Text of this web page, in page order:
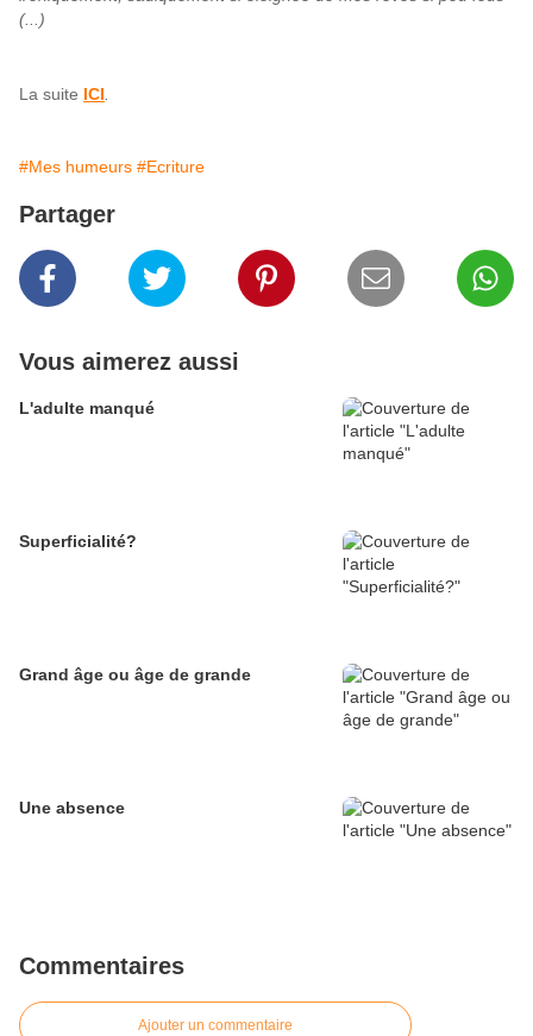
(...)
La suite ICI
#Mes humeurs #Ecriture
Partager
Vous aimerez aussi
L'adulte manqué
Superficialité?
Grand âge ou âge de grande
Une absence
Commentaires
Ajouter un commentaire